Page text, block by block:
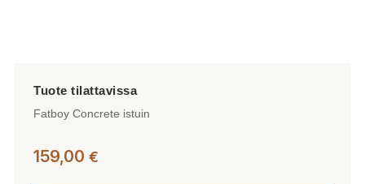
Fatboy Concrete istuin
159,00 €